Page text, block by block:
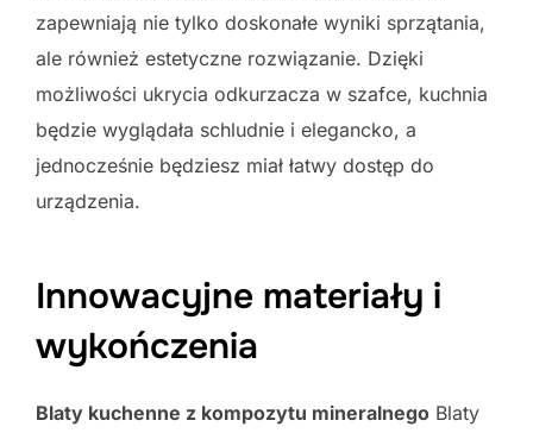
zapewniają nie tylko doskonałe wyniki sprzątania,
ale również estetyczne rozwiązanie. Dzięki
możliwości ukrycia odkurzacza w szafce, kuchnia
będzie wyglądała schludnie i elegancko, a
jednocześnie będziesz miał łatwy dostęp do
urządzenia.
Innowacyjne materiały i
wykończenia
Blaty kuchenne z kompozytu mineralnego Blaty